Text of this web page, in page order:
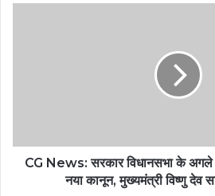
CG News: सरकार विधानसभा के अगले
नया कानून, मुख्यमंत्री विष्णु देव